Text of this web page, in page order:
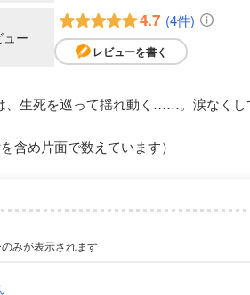
ュー
4.7 (4件)
レビューを書く
、生死を巡って揺れ動く……。涙なくし
含め片面で数えています）
みが表示されます